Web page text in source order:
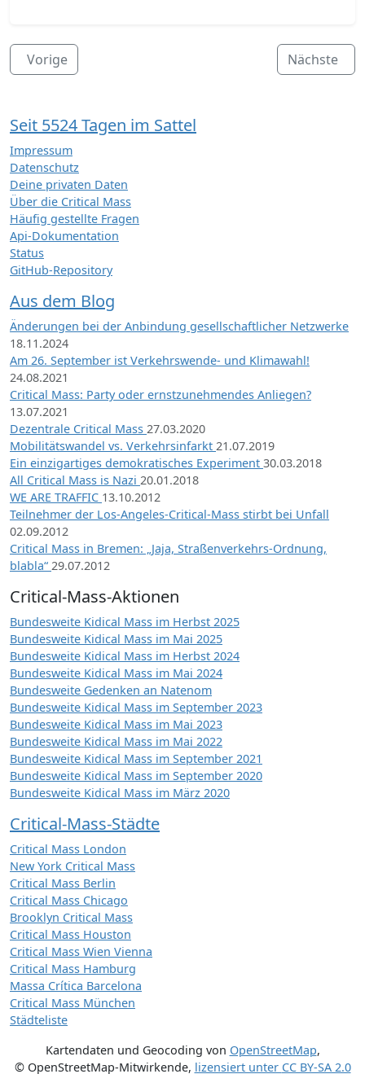
Vorige Nächste
Seit 5524 Tagen im Sattel
Impressum
Datenschutz
Deine privaten Daten
Über die Critical Mass
Häufig gestellte Fragen
Api-Dokumentation
Status
GitHub-Repository
Aus dem Blog
Änderungen bei der Anbindung gesellschaftlicher Netzwerke
18.11.2024
Am 26. September ist Verkehrswende- und Klimawahl!
24.08.2021
Critical Mass: Party oder ernstzunehmendes Anliegen?
13.07.2021
Dezentrale Critical Mass 27.03.2020
Mobilitätswandel vs. Verkehrsinfarkt 21.07.2019
Ein einzigartiges demokratisches Experiment 30.03.2018
All Critical Mass is Nazi 20.01.2018
WE ARE TRAFFIC 13.10.2012
Teilnehmer der Los-Angeles-Critical-Mass stirbt bei Unfall
02.09.2012
Critical Mass in Bremen: „Jaja, Straßenverkehrs-Ordnung,
blabla“ 29.07.2012
Critical-Mass-Aktionen
Bundesweite Kidical Mass im Herbst 2025
Bundesweite Kidical Mass im Mai 2025
Bundesweite Kidical Mass im Herbst 2024
Bundesweite Kidical Mass im Mai 2024
Bundesweite Gedenken an Natenom
Bundesweite Kidical Mass im September 2023
Bundesweite Kidical Mass im Mai 2023
Bundesweite Kidical Mass im Mai 2022
Bundesweite Kidical Mass im September 2021
Bundesweite Kidical Mass im September 2020
Bundesweite Kidical Mass im März 2020
Critical-Mass-Städte
Critical Mass London
New York Critical Mass
Critical Mass Berlin
Critical Mass Chicago
Brooklyn Critical Mass
Critical Mass Houston
Critical Mass Wien Vienna
Critical Mass Hamburg
Massa Crítica Barcelona
Critical Mass München
Städteliste
Kartendaten und Geocoding von OpenStreetMap,
© OpenStreetMap-Mitwirkende, lizensiert unter CC BY-SA 2.0